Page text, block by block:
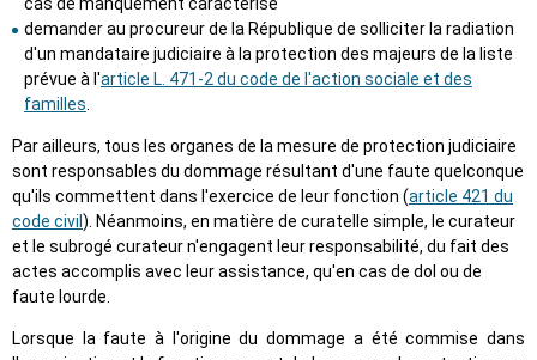
cas de manquement caractérisé
demander au procureur de la République de solliciter la radiation
d'un mandataire judiciaire à la protection des majeurs de la liste
prévue à l'article L. 471-2 du code de l'action sociale et des
familles.
Par ailleurs, tous les organes de la mesure de protection judiciaire
sont responsables du dommage résultant d'une faute quelconque
qu'ils commettent dans l'exercice de leur fonction (article 421 du
code civil ). Néanmoins, en matière de curatelle simple, le curateur
et le subrogé curateur n'engagent leur responsabilité, du fait des
actes accomplis avec leur assistance, qu'en cas de dol ou de
faute lourde.
Lorsque la faute à l'origine du dommage a été commise dans